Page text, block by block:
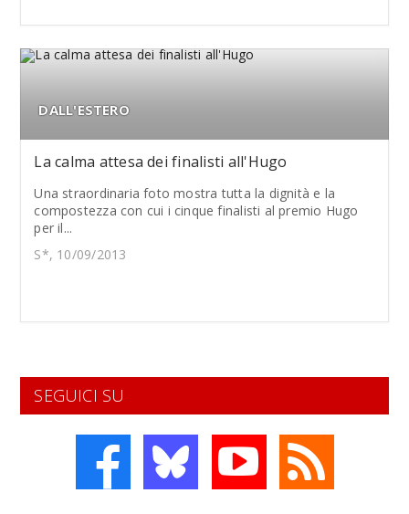
DALL'ESTERO
La calma attesa dei finalisti all'Hugo
Una straordinaria foto mostra tutta la dignità e la
compostezza con cui i cinque finalisti al premio Hugo
per il...
S*, 10/09/2013
SEGUICI SU